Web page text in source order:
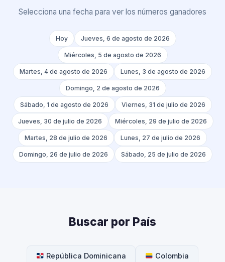
Selecciona una fecha para ver los números ganadores
Hoy Jueves, 6 de agosto de 2026
Miércoles, 5 de agosto de 2026
Martes, 4 de agosto de 2026 Lunes, 3 de agosto de 2026
Domingo, 2 de agosto de 2026
Sábado, 1 de agosto de 2026 Viernes, 31 de julio de 2026
Jueves, 30 de julio de 2026 Miércoles, 29 de julio de 2026
Martes, 28 de julio de 2026 Lunes, 27 de julio de 2026
Domingo, 26 de julio de 2026 Sábado, 25 de julio de 2026
Buscar por País
República Dominicana Colombia